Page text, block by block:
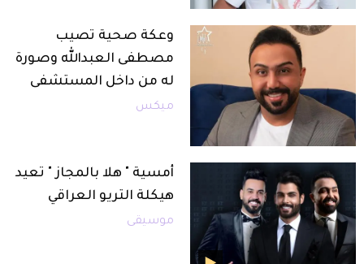
وعكة صحية تصيب
مصطفى العبدالله وصورة
له من داخل المستشفى
ميكس
أمسية " هلا بالمجاز " تعيد
هيكلة التريو العراقي
موسيقى